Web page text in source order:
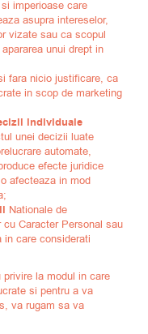
imperioase care
asupra intereselor,
vizate sau ca scopul
unui drept in
fara nicio justificare, ca
in scop de marketing
individuale
unei decizii luate
automate,
efecte juridice
afecteaza in mod
Nationale de
Caracter Personal sau
in care considerati
la modul in care
si pentru a va
va rugam sa va